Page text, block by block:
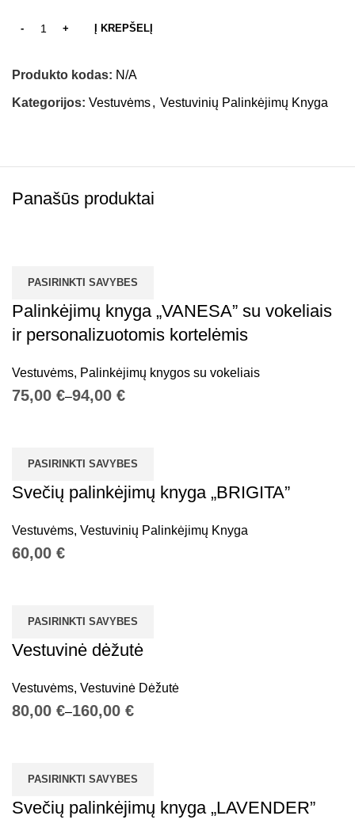
Į KREPŠELĮ
Produkto kodas: N/A
Kategorijos: Vestuvėms, Vestuvinių Palinkėjimų Knyga
Panašūs produktai
PASIRINKTI SAVYBES
Palinkėjimų knyga „VANESA” su vokeliais
ir personalizuotomis kortelėmis
Vestuvėms, Palinkėjimų knygos su vokeliais
€ €
PASIRINKTI SAVYBES
Svečių palinkėjimų knyga „BRIGITA”
Vestuvėms, Vestuvinių Palinkėjimų Knyga
€
PASIRINKTI SAVYBES
Vestuvinė dėžutė
Vestuvėms, Vestuvinė Dėžutė
€ €
PASIRINKTI SAVYBES
Svečių palinkėjimų knyga „LAVENDER”